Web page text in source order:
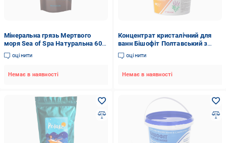
Мінеральна грязь Мертвого
моря Sea of Spa Натуральна 600
г (7290010673100)
оцінити
Немає в наявності
Концентрат кристалічний для
ванн Бішофіт Полтавський з
ефірною олією шавлії 5000 мл
(1011004-1K)
оцінити
Немає в наявності